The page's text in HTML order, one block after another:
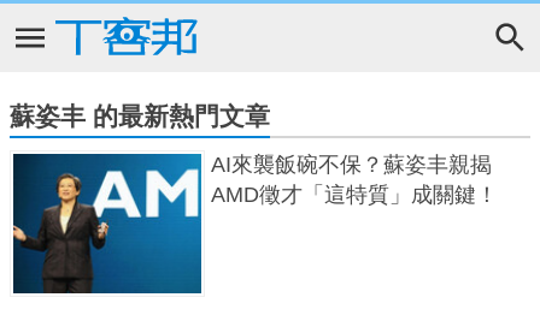
蘇姿丰 的最新熱門文章
AI來襲飯碗不保？蘇姿丰親揭
AMD徵才「這特質」成關鍵！